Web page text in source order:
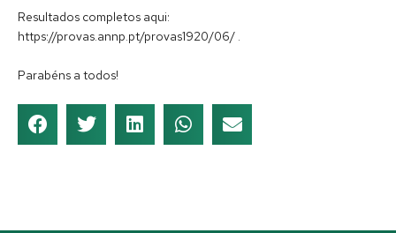
Resultados completos aqui:
https://provas.annp.pt/provas1920/06/ .
Parabéns a todos!